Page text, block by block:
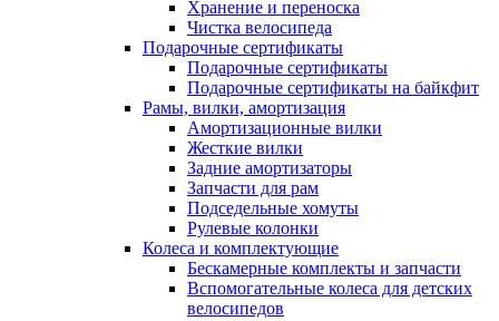
Хранение и переноска
Чистка велосипеда
Подарочные сертификаты
Подарочные сертификаты
Подарочные сертификаты на байкфит
Рамы, вилки, амортизация
Амортизационные вилки
Жесткие вилки
Задние амортизаторы
Запчасти для рам
Подседельные хомуты
Рулевые колонки
Колеса и комплектующие
Бескамерные комплекты и запчасти
Вспомогательные колеса для детских
велосипедов